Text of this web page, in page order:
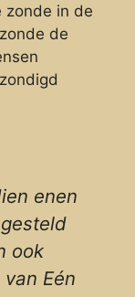
zonde in de
de
enen
ook
Eén